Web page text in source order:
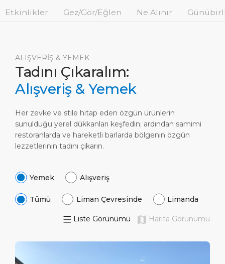
Günübirlik Rotalar
Alışveriş ve Yemek
Lokasyon
Feribot
Medya Merkezi
LİMAN
DESTİNASYON
Etkinlikler Gez/Gör/Eğlen Ne Alınır
ALIŞVERİŞ & YEMEK
Tadını Çıkaralım:
Alışveriş & Yemek
Her zevke ve stile hitap eden özgün ürünlerin
sunulduğu yerel dükkanları keşfedin; ardından samimi
restoranlarda ve hareketli barlarda bölgenin özgün
lezzetlerinin tadını çıkarın.
Yemek Alışveriş
Tümü Liman Çevresinde Limanda
Liste Görünümü Harita Görünümü